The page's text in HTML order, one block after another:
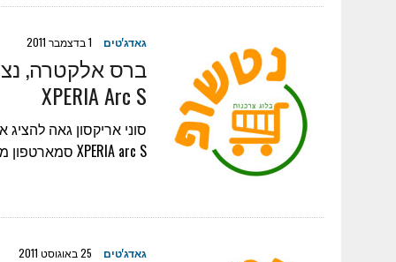
גאדג'טים 1 בדצמבר 2011
ברס אלקטרה,
XPERIA Arc S
סוני אריקסון גאה
XPERIA arc S סמארטפון מעוצב, עם מעבד טורבו 1.4 GHz ברס…
גאדג'טים 25 באוגוסט 2011